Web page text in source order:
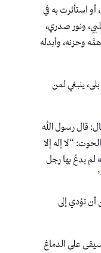
أو استأثرت به في
ونور صدري،
وحزنه، وأبدله
ينبغي لمن
قال رسول الله
“لا إله إلا
لم يدعُ بها رجل
تؤدي إلى
على الدماغ